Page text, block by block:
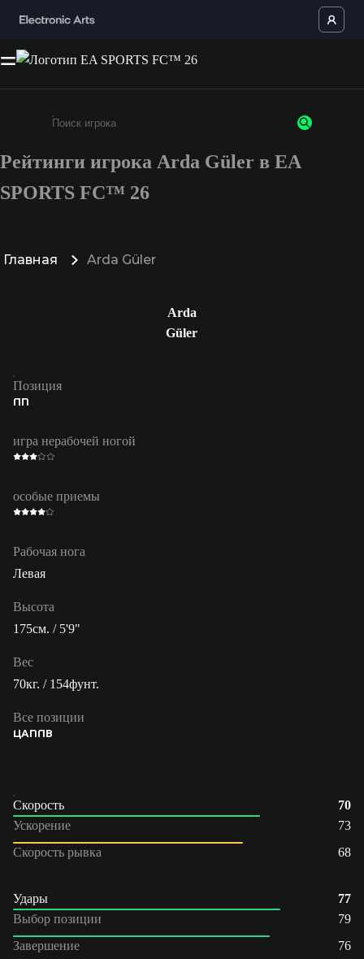
Введите не менее 3 символов или цифр
Рейтинги игрока Arda Güler в EA
SPORTS FC™ 26
Главная Arda Güler
Arda
Güler
Позиция
ПП
игра нерабочей ногой
особые приемы
Рабочая нога
Левая
Высота
175см. / 5'9"
Вес
70кг. / 154фунт.
Все позиции
ЦАППВ
Скорость
70
Ускорение
73
Скорость рывка
68
Удары
77
Выбор позиции
79
Завершение
76